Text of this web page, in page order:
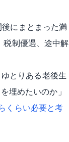
にまとまった満
税制優遇、途中解
とりある老後生
埋めたいのか」
くらい必要と考